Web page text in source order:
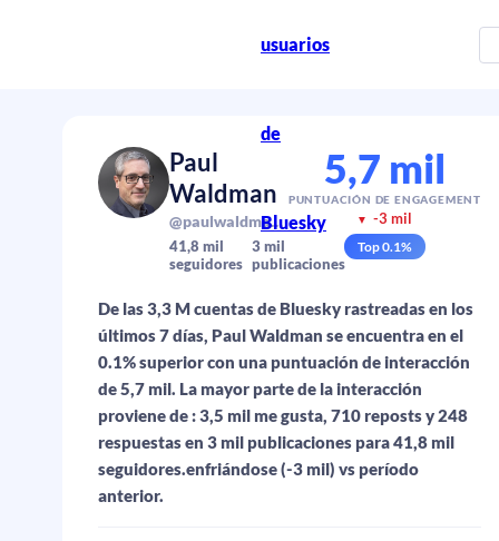
usuarios
de
Bluesky
Paul
Waldman
@paulwaldman.bsky.social
41,8 mil
seguidores
3 mil
publicaciones
5,7 mil
PUNTUACIÓN DE ENGAGEMENT
▼ -3 mil
Top0.1%
De las 3,3 M cuentas de Bluesky rastreadas en los
últimos 7 días, Paul Waldman se encuentra en el
0.1% superior con una puntuación de interacción
de 5,7 mil. La mayor parte de la interacción
proviene de : 3,5 mil me gusta, 710 reposts y 248
respuestas en 3 mil publicaciones para 41,8 mil
seguidores.enfriándose (-3 mil) vs período
anterior.